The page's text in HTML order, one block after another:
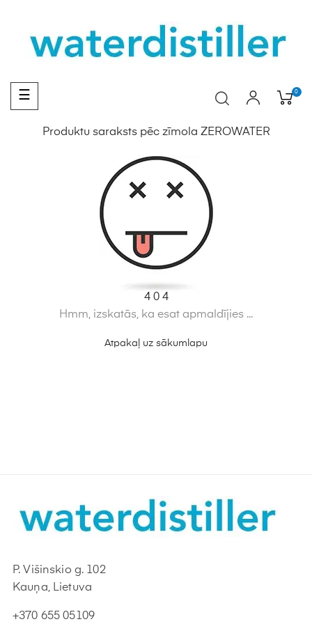
Toggle
☰ 0
Produktu saraksts pēc zīmola ZEROWATER
4 0 4
Hmm, izskatās, ka esat apmaldījies ...
Atpakaļ uz sākumlapu
P. Višinskio g. 102
Kauņa, Lietuva
+370 655 05109